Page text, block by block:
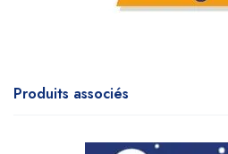
Produits associés